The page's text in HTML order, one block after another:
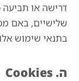
דרישה או תביעה
שלישיים, באם
בתנאי שימוש
ה. Cookies